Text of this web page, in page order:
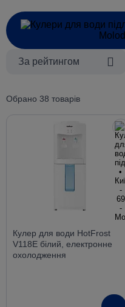
За рейтингом
Обрано 38 товарів
Кулер для води HotFrost
V118E білий, електронне
охолодження